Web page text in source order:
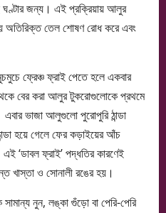
ঘণ্টার জন্য। এই প্রক্রিয়ায় আলুর
অতিরিক্ত তেল শোষণ রোধ করে এবং
ফ্রেঞ্চ ফ্রাই পেতে হলে একবার
বের করা আলুর টুকরোগুলোকে প্রথমে
ভাজা আলুগুলো পুরোপুরি ঠান্ডা
হয়ে গেলে ফের কড়াইয়ের আঁচ
‘ডাবল ফ্রাই’ পদ্ধতির কারণেই
খাস্তা ও সোনালী রঙের হয়।
নুন, লঙ্কা গুঁড়ো বা পেরি-পেরি